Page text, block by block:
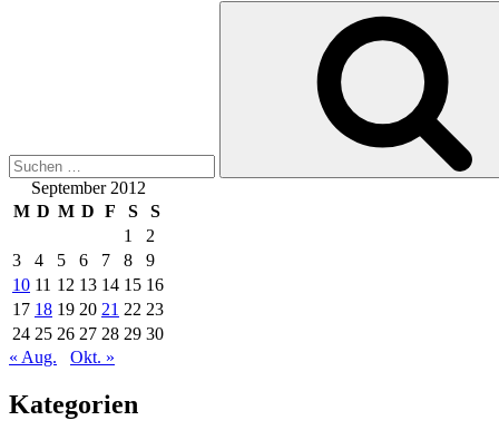
September 2012
M D M D F S
S
1
2
3
4 5 6 7 8
9
10 11 12 13 14 15 16
17 18 19 20 21 22 23
24 25 26 27 28 29 30
« Aug.
Okt. »
Kategorien